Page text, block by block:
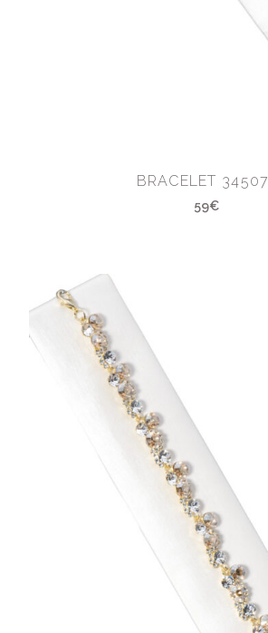
BRACELET 34507
59€